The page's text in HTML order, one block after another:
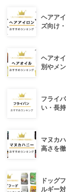
ヘアア
ズ向け
ヘアオ
別やメ
フライ
い・長
マヌカ
高さを
ドッグ
ルギー